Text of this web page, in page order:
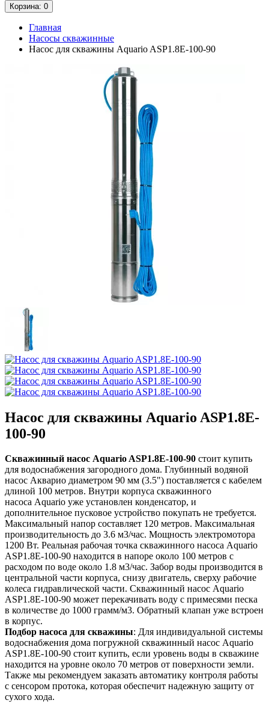
Корзина: 0
Главная
Насосы скважинные
Насос для скважины Aquario ASP1.8E-100-90
Насос для скважины Aquario ASP1.8E-
100-90
Скважинный насос Aquario ASP1.8E-100-90 стоит купить
для водоснабжения загородного дома. Глубинный водяной
насос Акварио диаметром 90 мм (3.5") поставляется с кабелем
длиной 100 метров. Внутри корпуса скважинного
насоса Aquario уже установлен конденсатор, и
дополнительное пусковое устройство покупать не требуется.
Максимальный напор составляет 120 метров. Максимальная
производительность до 3.6 м3/час. Мощность электромотора
1200 Вт. Реальная рабочая точка скважинного насоса Aquario
ASP1.8E-100-90 находится в напоре около 100 метров с
расходом по воде около 1.8 м3/час. Забор воды производится в
центральной части корпуса, снизу двигатель, сверху рабочие
колеса гидравлической части. Скважинный насос Aquario
ASP1.8E-100-90 может перекачивать воду с примесями песка
в количестве до 1000 грамм/м3. Обратный клапан уже встроен
в корпус.
Подбор насоса для скважины: Для индивидуальной системы
водоснабжения дома погружной скважинный насос Aquario
ASP1.8E-100-90 стоит купить, если уровень воды в скважине
находится на уровне около 70 метров от поверхности земли.
Также мы рекомендуем заказать автоматику контроля работы
с сенсором протока, которая обеспечит надежную защиту от
сухого хода.